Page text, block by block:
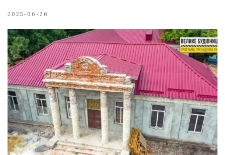
2025-06-26